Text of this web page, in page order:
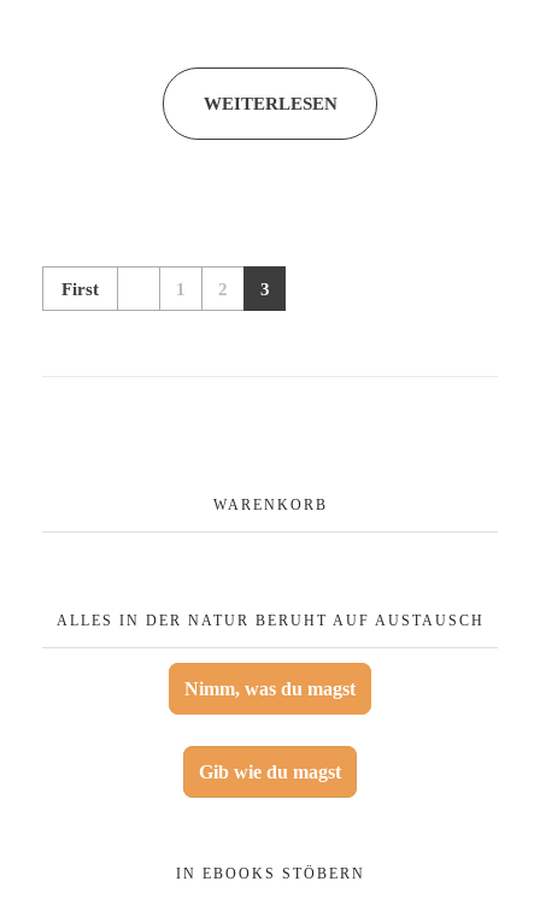
WEITERLESEN
First 1 2 3
WARENKORB
ALLES IN DER NATUR BERUHT AUF AUSTAUSCH
Nimm, was du magst
Gib wie du magst
IN EBOOKS STÖBERN